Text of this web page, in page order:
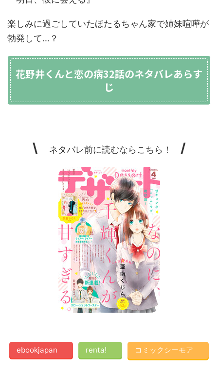
楽しみに過ごしていたほたるちゃん家で姉妹喧嘩が
勃発して…？
花野井くんと恋の病32話のネタバレあらす
じ
\ ネタバレ前に読むならこちら！ /
ebookjapan renta! コミックシーモア